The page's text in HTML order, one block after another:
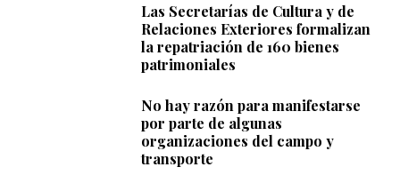
Las Secretarías de Cultura y de
Relaciones Exteriores formalizan
la repatriación de 160 bienes
patrimoniales
No hay razón para manifestarse
por parte de algunas
organizaciones del campo y
transporte